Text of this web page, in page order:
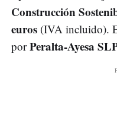
Construcción
euros (IVA incluido).
porPeralta-Ayesa